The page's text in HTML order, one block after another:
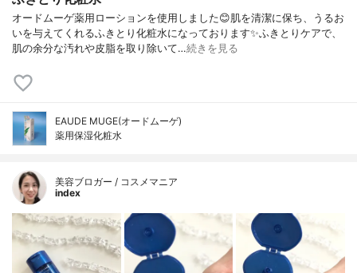
オードムーゲ薬用ローションを使用しました😊肌を清潔に保ち、うるお
いを与えてくれるふきとり化粧水になっております✨ふきとりケアで、
肌の余分な汚れや皮脂を取り除いて…続きを見る
EAUDE MUGE(オードムーゲ)
薬用保湿化粧水
美容ブロガー / コスメマニア
index